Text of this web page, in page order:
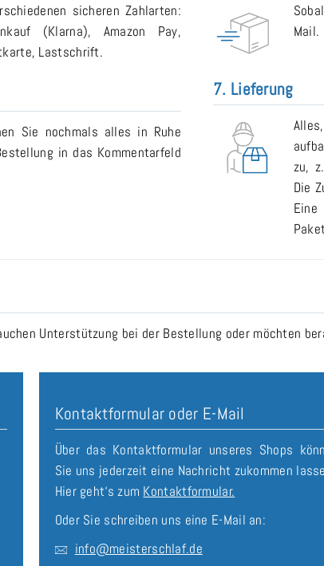
sicheren Zahlarten:
(Klarna), Amazon Pay,
Lastschrift.
Sie nochmals alles in Ruhe
in das Kommentarfeld
Mail.
7. Lieferung
zu,
Die
Unterstützung bei der Bestellung oder möchten
Kontaktformular oder E-Mail
Über das Kontaktformular unseres Shops
Sie uns jederzeit eine Nachricht zukommen
Hier geht‘s zum Kontaktformular.
Oder Sie schreiben uns eine E-Mail an:
info@meisterschlaf.de